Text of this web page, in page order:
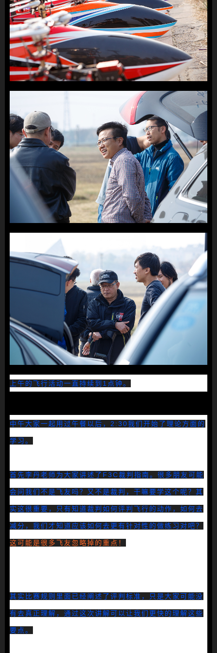
上午的飞行活动一直持续到1点钟。
中午大家一起用过午餐以后，2:30我们开始了理论方面的
学习。
首先李丹老师为大家讲述了F3C裁判指南。很多朋友可能
会问我们不是飞友吗？又不是裁判，干嘛要学这个呢？其
实这很重要，只有知道裁判如何评判飞行的动作，如何去
减分，我们才知道应该如何去更有针对性的做练习对吧？
这可能是很多飞友忽略掉的重点！
其实比赛规则里面已经阐述了评判标准，只是大家可能没
有去真正理解，通过这次讲解可以让我们更快的理解这些
要点。